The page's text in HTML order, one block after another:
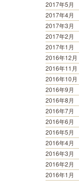
2017年5月
2017年4月
2017年3月
2017年2月
2017年1月
2016年12月
2016年11月
2016年10月
2016年9月
2016年8月
2016年7月
2016年6月
2016年5月
2016年4月
2016年3月
2016年2月
2016年1月